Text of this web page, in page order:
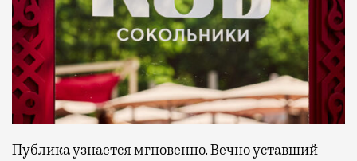
Публика узнается мгновенно. Вечно уставший